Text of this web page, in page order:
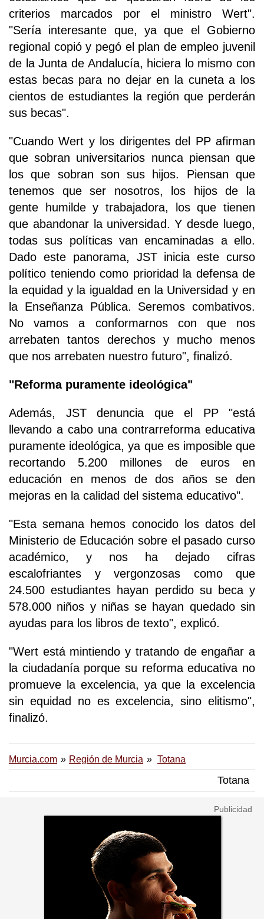
criterios marcados por el ministro Wert".
"Sería interesante que, ya que el Gobierno
regional copió y pegó el plan de empleo juvenil
de la Junta de Andalucía, hiciera lo mismo con
estas becas para no dejar en la cuneta a los
cientos de estudiantes la región que perderán
sus becas".
"Cuando Wert y los dirigentes del PP afirman
que sobran universitarios nunca piensan que
los que sobran son sus hijos. Piensan que
tenemos que ser nosotros, los hijos de la
gente humilde y trabajadora, los que tienen
que abandonar la universidad. Y desde luego,
todas sus políticas van encaminadas a ello.
Dado este panorama, JST inicia este curso
político teniendo como prioridad la defensa de
la equidad y la igualdad en la Universidad y en
la Enseñanza Pública. Seremos combativos.
No vamos a conformarnos con que nos
arrebaten tantos derechos y mucho menos
que nos arrebaten nuestro futuro", finalizó.
"Reforma puramente ideológica"
Además, JST denuncia que el PP "está
llevando a cabo una contrarreforma educativa
puramente ideológica, ya que es imposible que
recortando 5.200 millones de euros en
educación en menos de dos años se den
mejoras en la calidad del sistema educativo".
"Esta semana hemos conocido los datos del
Ministerio de Educación sobre el pasado curso
académico, y nos ha dejado cifras
escalofriantes y vergonzosas como que
24.500 estudiantes hayan perdido su beca y
578.000 niños y niñas se hayan quedado sin
ayudas para los libros de texto", explicó.
"Wert está mintiendo y tratando de engañar a
la ciudadanía porque su reforma educativa no
promueve la excelencia, ya que la excelencia
sin equidad no es excelencia, sino elitismo",
finalizó.
Murcia.com Región de Murcia Totana
Totana